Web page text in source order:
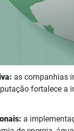
as companhias
fortalece a
a